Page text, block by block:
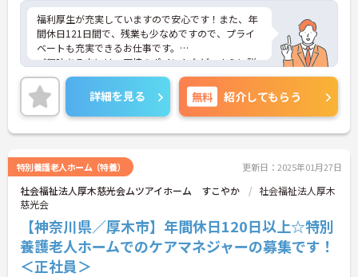
福利厚生が充実していますので安心です！また、年
間休日121日間で、残業も少なめですので、プライ
ベートも充実できるお仕事です。
ご興味ある方には、面接のポイントなど、さらに詳
細をお話致しますのでお気軽にご相談ください。
詳細を見る 無料 紹介してもらう
特別養護老人ホーム（特養） 更新日：2025年01月27日
社会福祉法人厚木慈光会ムツアイホーム すこやか
社会福祉法人厚木
慈光会
【神奈川県／厚木市】年間休日120日以上☆特別
養護老人ホームでのケアマネジャーの募集です！
＜正社員＞